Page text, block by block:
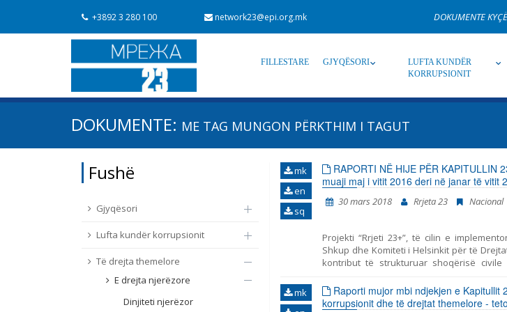
+3892 3 280 100 network23@epi.org.mk DOKUMENTE
FILLESTARE GJYQËSORI
LUFTA KUNDËR
KORRUPSIONIT
Kërko dokumente
Gjuhë
DOKUMENTE: ME TAG MUNGON PËRKTHIM I TAGUT
Fushë
Gjyqësori
Lufta kundër korrupsionit
Të drejta themelore
E drejta njerëzore
Dinjiteti njerëzor
mk
en
sq
RAPORTI NË HIJE PËR KAPITULLIN
muaji maj i vitit 2016 deri në janar të vitit
30 mars 2018 Rrjeta 23 Nacional
Projekti “Rrjeti 23+”, të cilin e
Shkup dhe Komiteti i Helsinkit për të
kontribut të strukturuar shoqërisë
politikave të përfshira me Kapitullin 23
të drejtat themelore. Ky raport i bashkon
gjitha konstatimet, konkluzionet dhe
mk
Raporti mujor mbi ndjekjen e Kapitullit
korrupsionit dhe të drejtat themelore -